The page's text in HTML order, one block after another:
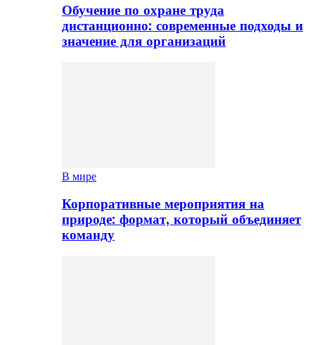
Обучение по охране труда
дистанционно: современные подходы и
значение для организаций
В мире
Корпоративные мероприятия на
природе: формат, который объединяет
команду